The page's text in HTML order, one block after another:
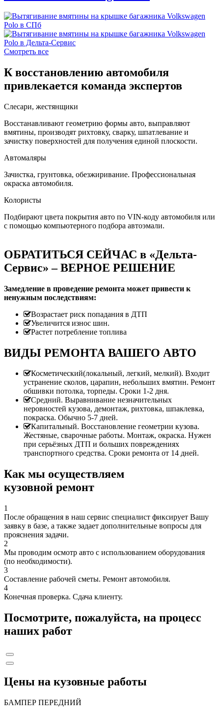
Смотреть все
К восстановлению автомобиля
привлекается команда экспертов
Слесари, жестянщики
Восстанавливают геометрию формы авто, выправляют
вмятины, производят рихтовку, сварку, шпатлевание и
зачистку поверхностей для получения единой плоскости.
Автомаляры
Зачистка, грунтовка, обезжиривание. Профессиональная
окраска автомобиля.
Колористы
Подбирают цвета покрытия авто по VIN-коду автомобиля или
с помощью компьютерного подбора автоэмали.
ОБРАТИТЬСЯ СЕЙЧАС в «Дельта-
Сервис» – ВЕРНОЕ РЕШЕНИЕ
Замедление в проведение ремонта может привести к
ненужным последствиям:
Возрастает риск попадания в ДТП
Увеличится износ шин.
Растет потребление топлива
ВИДЫ РЕМОНТА ВАШЕГО АВТО
Косметический(локальный, легкий, мелкий). Входит
устранение сколов, царапин, небольших вмятин. Ремонт
обшивки потолка, торпеды. Сроки 1-2 дня.
Средний. Выравнивание незначительных
неровностей кузова, демонтаж, рихтовка, шпаклевка,
покраска. Обычно 5-7 дней.
Капитальный. Восстановление геометрии кузова.
Жестяные, сварочные работы. Монтаж, окраска. Нужен
при серьёзных ДТП и больших повреждениях
транспортного средства. Сроки ремонта от 14 дней.
Как мы осуществляем
кузовной ремонт
1
После обращения в наш сервис специалист фиксирует Вашу
заявку в базе, а также задает дополнительные вопросы для
прояснения задачи.
2
Мы проводим осмотр авто с использованием оборудования
(по необходимости).
3
Составление рабочей сметы. Ремонт автомобиля.
4
Конечная проверка. Сдача клиенту.
Посмотрите, пожалуйста, на процесс
наших работ
Цены на кузовные работы
БАМПЕР ПЕРЕДНИЙ